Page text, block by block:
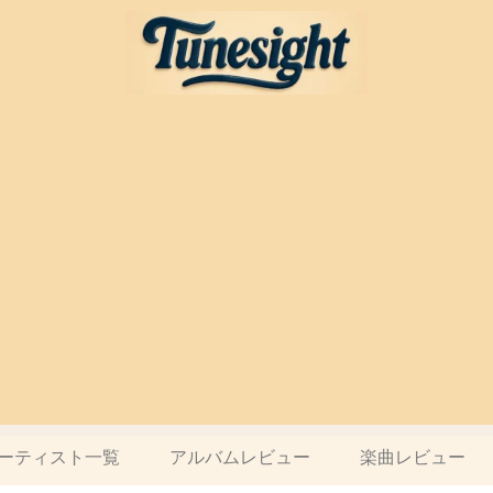
ティスト一覧 アルバムレビュー 楽曲レビュー